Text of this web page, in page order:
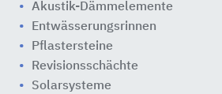
Akustik-Dämmelemente
Entwässerungsrinnen
Pflastersteine
Revisionsschächte
Solarsysteme